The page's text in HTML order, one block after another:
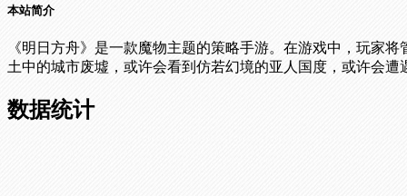
本站简介
《明日方舟》是一款魔物主题的策略手游。在游戏中，玩家
土中的城市废墟，或许会看到仿若幻境的亚人国度，或许会
数据统计